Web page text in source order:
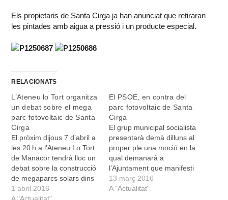
Els propietaris de Santa Cirga ja han anunciat que retiraran
les pintades amb aigua a pressió i un producte especial.
RELACIONATS
L’Ateneu lo Tort organitza
un debat sobre el mega
parc fotovoltaic de Santa
Cirga
El pròxim dijous 7 d’abril a
les 20 h a l’Ateneu Lo Tort
de Manacor tendrà lloc un
debat sobre la construcció
de megaparcs solars dins
fora vila i més
1 abril 2016
El PSOE, en contra del
parc fotovoltaic de Santa
Cirga
El grup municipal socialista
presentarà demà dilluns al
proper ple una moció en la
qual demanarà a
l’Ajuntament que manifesti
el seu rebuig a l’aprovació
del projecte fotovoltaic de
13 març 2016
A "Actualitat"